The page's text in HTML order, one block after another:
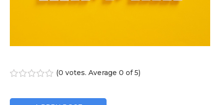
(0 votes. Average 0 of 5)